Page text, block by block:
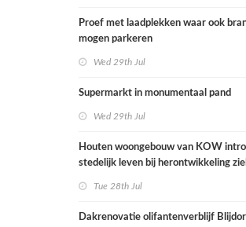
Proef met laadplekken waar ook
mogen parkeren
Wed 29th Jul
Supermarkt in monumentaal pand
Wed 29th Jul
Houten woongebouw van KOW
stedelijk leven bij herontwikkeling
Tue 28th Jul
Dakrenovatie olifantenverblijf